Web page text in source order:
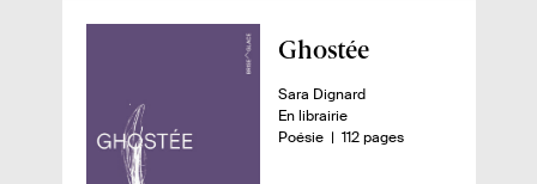
A
e
r
Ghostée
A
u
t
Sara Dignard
D
i
En librairie
n
Poésie- 112 pages